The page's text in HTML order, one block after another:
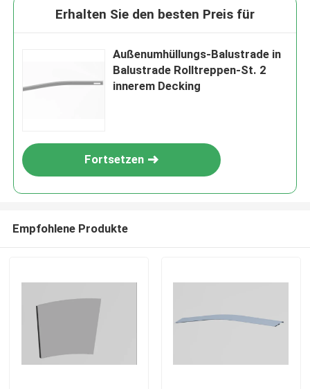
Erhalten Sie den besten Preis für
Außenumhüllungs-Balustrade in
Balustrade Rolltreppen-St. 2
innerem Decking
Fortsetzen
Empfohlene Produkte